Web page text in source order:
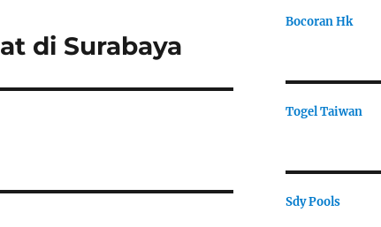
di Surabaya
Bocoran Hk
Togel Taiwan
Sdy Pools